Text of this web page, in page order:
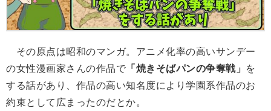
その原点は昭和のマンガ。アニメ化率の高いサンデー
の女性漫画家さんの作品で 「焼きそばパンの争奪戦」
を
する話があり、作品の高い知名度により学園系作品のお
約束として広まったのだとか。